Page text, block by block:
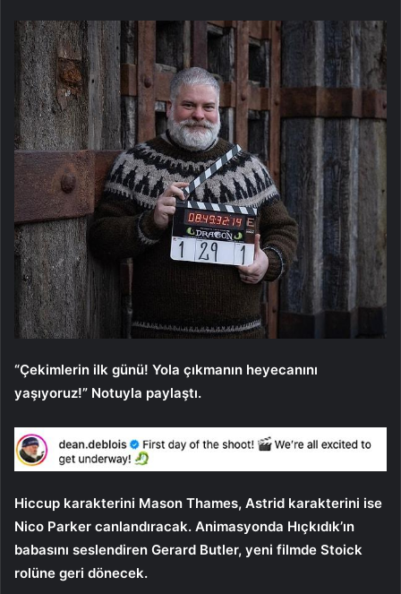
“Çekimlerin ilk günü! Yola çıkmanın heyecanını
yaşıyoruz!” Notuyla paylaştı.
Hiccup karakterini Mason Thames, Astrid karakterini ise
Nico Parker canlandıracak. Animasyonda Hıçkıdık’ın
babasını seslendiren Gerard Butler, yeni filmde Stoick
rolüne geri dönecek.